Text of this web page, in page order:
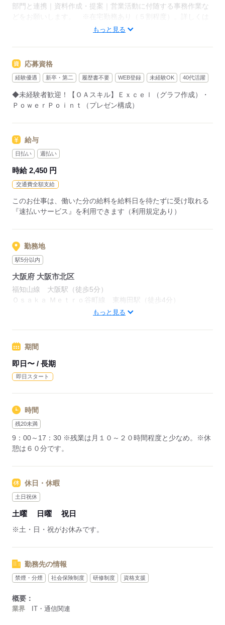
部門と連携｜資料作成・提案｜営業活動に付随する事務作業な
お問い合わせください。 ♪♪ＯＪＴがあります♪♪
▼こちらのお仕事のほかにも
電話なしのコツコツ系データ入力や英語を使う事務、
大学やコールセンターなどのお仕事も扱っています。
在宅のお仕事があるエリアも☆
9月・10月スタートもご相談ください♪
応募する
もっと見る
応募資格
経験優遇 新卒・第二 履歴書不要 WEB登録 未経験OK 40代活躍
◆未経験者歓迎！【ＯＡスキル】Ｅｘｃｅｌ（グラフ作成）・
ＰｏｗｅｒＰｏｉｎｔ（プレゼン構成）
給与
日払い 週払い
時給 2,450 円
交通費全額支給
このお仕事は、働いた分の給料を給料日を待たずに受け取れる
『速払いサービス』を利用できます（利用規定あり）
勤務地
駅5分以内
大阪府 大阪市北区
福知山線 大阪駅（徒歩5分）
Ｏｓａｋａ Ｍｅｔｒｏ谷町線 東梅田駅（徒歩4分）
もっと見る
期間
即日〜 / 長期
即日スタート
時間
残20未満
9：00～17：30 ※残業は月１０～２０時間程度と少なめ。※休
憩は６０分です。
休日・休暇
土日祝休
土曜 日曜 祝日
※土・日・祝がお休みです。
勤務先の情報
禁煙・分煙 社会保険制度 研修制度 資格支援
概要：
業界 IT・通信関連